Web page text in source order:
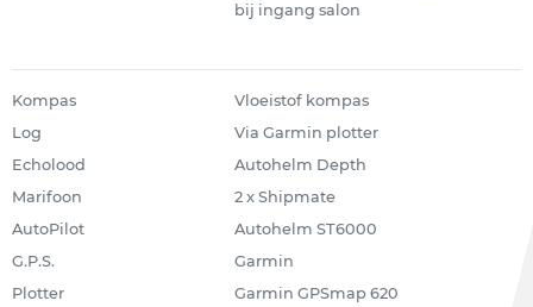
bij ingang salon
Kompas
Vloeistof kompas
Log
Via Garmin plotter
Echolood
Autohelm Depth
Marifoon
2 x Shipmate
AutoPilot
Autohelm ST6000
G.P.S.
Garmin
Plotter
Garmin GPSmap 620